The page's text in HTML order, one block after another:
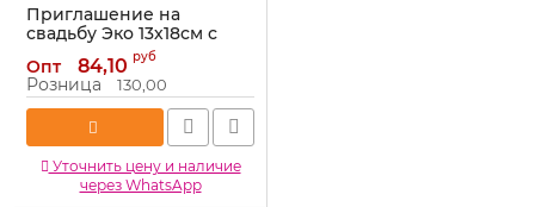
Приглашение на
свадьбу Эко 13х18см с
калькой 3951646
Артикул: 3951646
Опт 84,10 руб
Розница 130,00
Уточнить цену и наличие
через WhatsApp